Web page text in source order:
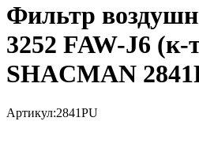
Фильтр
3252 FAW-J6
SHACMAN
Артикул:2841PU